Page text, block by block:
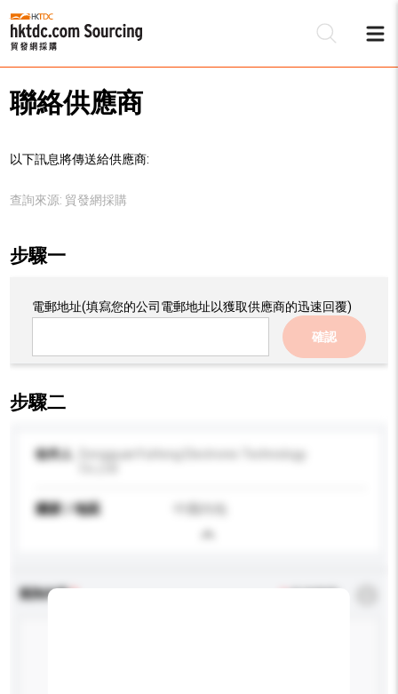
聯絡供應商
以下訊息將傳送給供應商:
查詢來源: 貿發網採購
步驟一
電郵地址(填寫您的公司電郵地址以獲取供應商的迅速回覆)
確認
步驟二
收件人
DongguanYuHong Electronic Technology
國家 / 地區
查詢內容